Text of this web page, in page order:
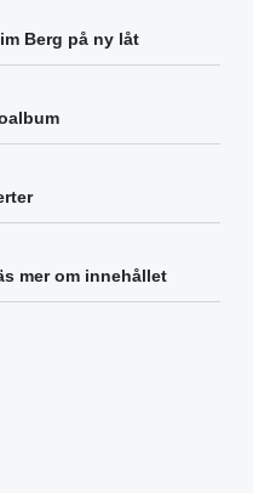
Berg på ny låt
mer om innehållet